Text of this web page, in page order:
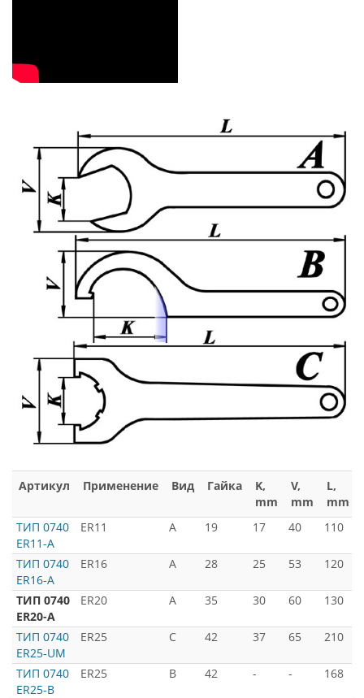
Артикул Применение Вид Гайка
K,
mm
V,
mm
L,
mm
ТИП 0740
ER11-A
ER11 A 19 17 40 110
ТИП 0740
ER16-A
ER16 A 28 25 53 120
ТИП 0740
ER20-A
ER20 A 35 30 60 130
ТИП 0740
ER25-UM
ER25 C 42 37 65 210
ТИП 0740
ER25-В
ER25 В 42 - - 168